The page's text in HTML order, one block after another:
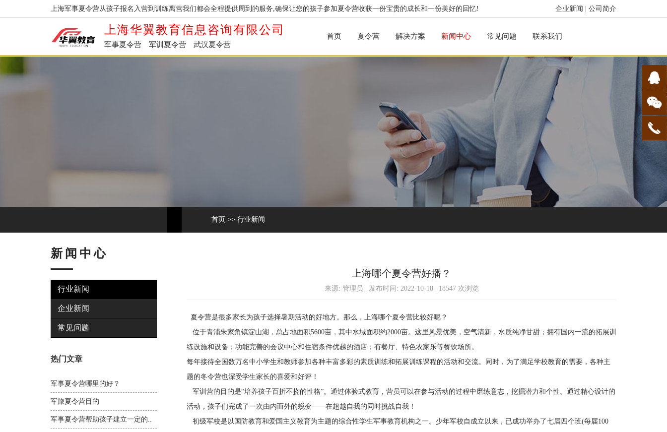
企业新闻 公司简介
上海军事夏令营从孩子报名入营到训练离营我们都会全程提供周到的服务,确保让您的孩子参加夏令营收获一份宝贵的成长和一份美好的回忆!
上海华翼教育信息咨询有限公司
军事夏令营 军训夏令营 武汉夏令营
首页 夏令营 解决方案 新闻中心 常见问题 联系我们
首页 >> 行业新闻
新闻中心
行业新闻
企业新闻
常见问题
热门文章
军事夏令营哪里的好？
军旅夏令营目的
军事夏令营帮助孩子建立一定的..
上海哪个夏令营好播？
来源: 管理员 | 发布时间: 2022-10-18 | 18547 次浏览
夏令营是很多家长为孩子选择暑期活动的好地方。那么，上海哪个夏令营比较好呢？
位于青浦朱家角镇淀山湖，总占地面积5600亩，其中水域面积约2000亩。这里风景优美，空气清新，水质纯净甘甜；拥有国内一流的拓展训
练设施和设备；功能完善的会议中心和住宿条件优越的酒店；有餐厅、特色农家乐等餐饮场所。
每年接待全国数万名中小学生和教师参加各种丰富多彩的素质训练和拓展训练课程的活动和交流。同时，为了满足学校教育的需要，各种主
题的冬令营也深受学生家长的喜爱和好评！
军训营的目的是“培养孩子百折不挠的性格”。通过体验式教育，营员可以在参与活动的过程中磨练意志，挖掘潜力和个性。通过精心设计的
活动，孩子们完成了一次由内而外的蜕变——在超越自我的同时挑战自我！
初级军校是以国防教育和爱国主义教育为主题的综合性学生军事教育机构之一。少年军校自成立以来，已成功举办了七届四个班(每届100